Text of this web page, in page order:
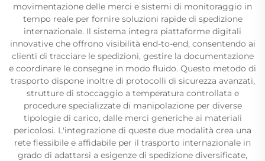
movimentazione delle merci e sistemi di monitoraggio in
tempo reale per fornire soluzioni rapide di spedizione
internazionale. Il sistema integra piattaforme digitali
innovative che offrono visibilità end-to-end, consentendo ai
clienti di tracciare le spedizioni, gestire la documentazione
e coordinare le consegne in modo fluido. Questo metodo di
trasporto dispone inoltre di protocolli di sicurezza avanzati,
strutture di stoccaggio a temperatura controllata e
procedure specializzate di manipolazione per diverse
tipologie di carico, dalle merci generiche ai materiali
pericolosi. L'integrazione di queste due modalità crea una
rete flessibile e affidabile per il trasporto internazionale in
grado di adattarsi a esigenze di spedizione diversificate,